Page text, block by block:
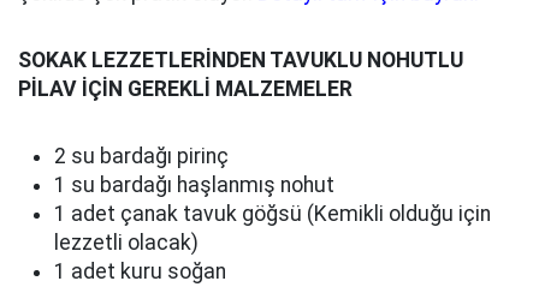
SOKAK LEZZETLERİNDEN TAVUKLU NOHUTLU
PİLAV İÇİN GEREKLİ MALZEMELER
2 su bardağı pirinç
1 su bardağı haşlanmış nohut
1 adet çanak tavuk göğsü (Kemikli olduğu için
lezzetli olacak)
1 adet kuru soğan